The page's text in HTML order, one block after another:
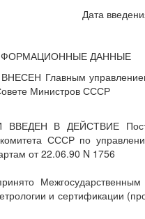
Дата
ДАННЫЕ
Главным
Министров СССР
В ДЕЙСТВИЕ
комитета СССР по
от 22.06.90 N 1756
и сертификации